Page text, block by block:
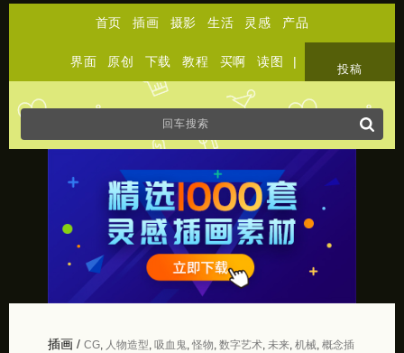
首页 插画 摄影 生活 灵感 产品
界面 原创 下载 教程 买啊 读图 |
投稿
插画/ CG, 人物造型 吸血鬼 怪物 数字艺术, 未来, 机械 概念插